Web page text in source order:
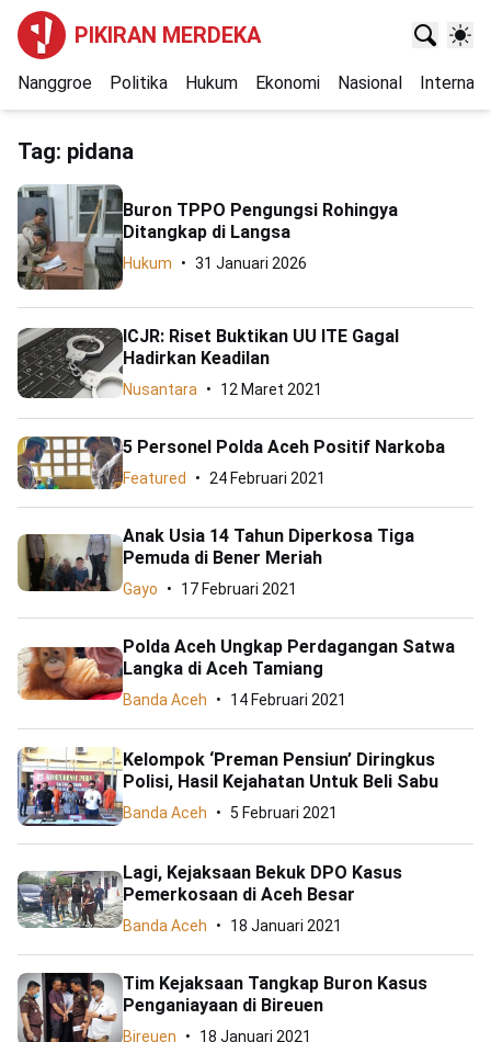
PIKIRAN MERDEKA
Nanggroe Politika Hukum Ekonomi Nasional
Tag: pidana
Buron TPPO Pengungsi Rohingya
Ditangkap di Langsa
Hukum 31 Januari 2026
ICJR: Riset Buktikan UU ITE Gagal
Hadirkan Keadilan
Nusantara 12 Maret 2021
5 Personel Polda Aceh Positif Narkoba
Featured 24 Februari 2021
Anak Usia 14 Tahun Diperkosa Tiga
Pemuda di Bener Meriah
Gayo 17 Februari 2021
Polda Aceh Ungkap Perdagangan Satwa
Langka di Aceh Tamiang
Banda Aceh 14 Februari 2021
Kelompok ‘Preman Pensiun’ Diringkus
Polisi, Hasil Kejahatan Untuk Beli Sabu
Banda Aceh 5 Februari 2021
Lagi, Kejaksaan Bekuk DPO Kasus
Pemerkosaan di Aceh Besar
Banda Aceh 18 Januari 2021
Tim Kejaksaan Tangkap Buron Kasus
Penganiayaan di Bireuen
Bireuen 18 Januari 2021